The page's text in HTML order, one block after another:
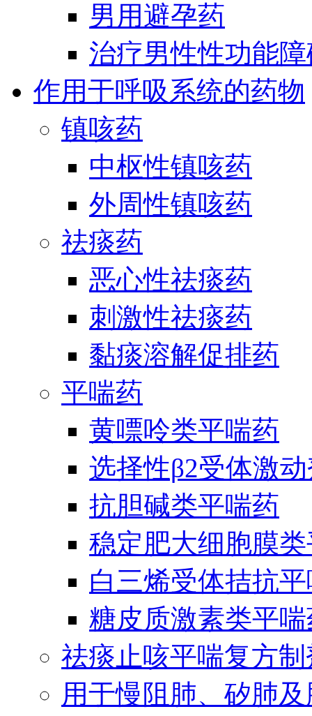
男用避孕药
治疗男性性功能
作用于呼吸系统的药物
镇咳药
中枢性镇咳药
外周性镇咳药
祛痰药
恶心性祛痰药
刺激性祛痰药
黏痰溶解促排药
平喘药
黄嘌呤类平喘药
选择性β2受体激
抗胆碱类平喘药
稳定肥大细胞膜
白三烯受体拮抗
糖皮质激素类平
祛痰止咳平喘复方制
用于慢阻肺、矽肺